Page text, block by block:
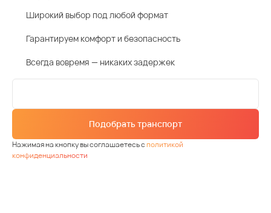
Широкий выбор под любой формат
Гарантируем комфорт и безопасность
Всегда вовремя — никаких задержек
Подобрать транспорт
Нажимая на кнопку вы соглашаетесь сполитикой
конфиденциальности